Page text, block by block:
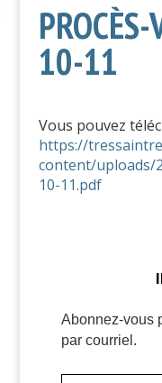
10-11
Vous pouvez
https://
content/uploads/
10-11.pdf
Abonnez-vous
par courriel.